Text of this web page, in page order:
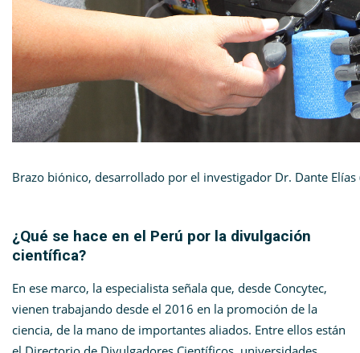
Brazo biónico, desarrollado por el investigador Dr. Dante Elías
¿Qué se hace en el Perú por la divulgación
científica?
En ese marco, la especialista señala que, desde Concytec,
vienen trabajando desde el 2016 en la promoción de la
ciencia, de la mano de importantes aliados. Entre ellos están